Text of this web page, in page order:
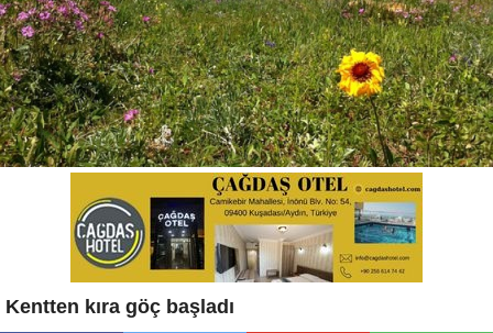
Kentten kıra göç başladı